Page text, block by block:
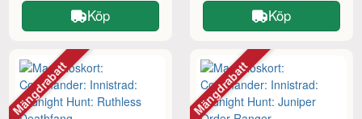
Köp Köp
Mängdrabatt Mängdrabatt